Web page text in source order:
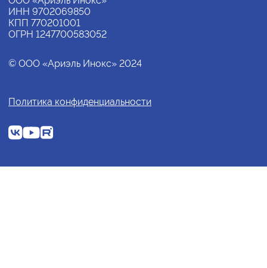
ИНН 9702069850
КПП 770201001
ОГРН 1247700583052
© ООО «Ариэль Инокс» 2024
Политика конфиденциальности